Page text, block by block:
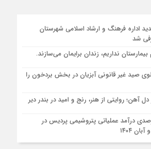
منطقه آزاد به بافت شهری مرکز استان
در فهرست داغ‌ترین نقاط جهان؛ جنوب و شرق ایران
اداره فرهنگ و ارشاد اسلامی شهرستان
شد
نداریم، زندان برایمان می‌سازند.
صید غیر قانونی آبزیان در بخش بردخون را
دل آهن؛ روایتی از هنر، رنج و امید در بندر دیر
۱۵۳ درصدی درآمد عملیاتی پتروشیمی پردیس در
۱۴۰۴